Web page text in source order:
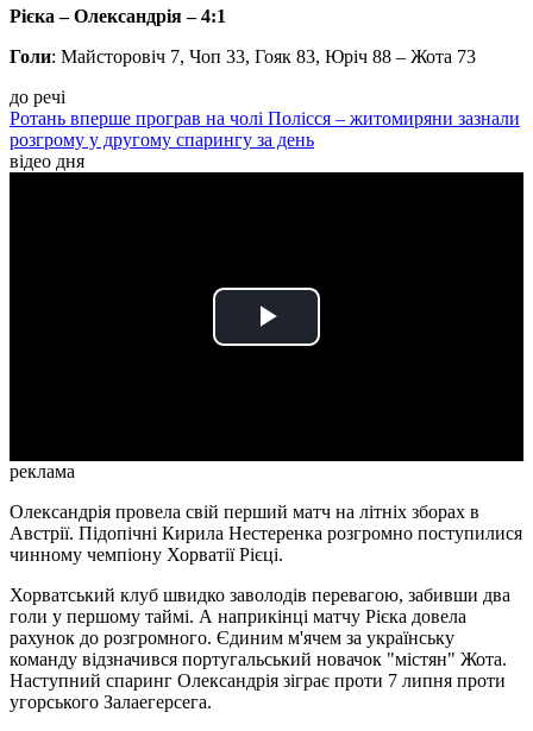
Рієка – Олександрія – 4:1
Голи: Майсторовіч 7, Чоп 33, Гояк 83, Юріч 88 – Жота 73
до речі
Ротань вперше програв на чолі Полісся – житомиряни зазнали
розгрому у другому спарингу за день
відео дня
Play
реклама
Олександрія провела свій перший матч на літніх зборах в
Австрії. Підопічні Кирила Нестеренка розгромно поступилися
чинному чемпіону Хорватії Рієці.
Хорватський клуб швидко заволодів перевагою, забивши два
голи у першому таймі. А наприкінці матчу Рієка довела
рахунок до розгромного. Єдиним м'ячем за українську
команду відзначився португальський новачок "містян" Жота.
Наступний спаринг Олександрія зіграє проти 7 липня проти
угорського Залаегерсега.